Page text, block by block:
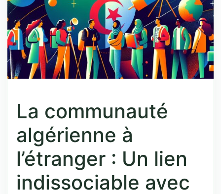
La communauté
algérienne à
l’étranger : Un lien
indissociable avec